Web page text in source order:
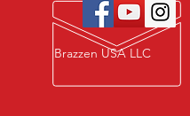
Brazzen USA LLC